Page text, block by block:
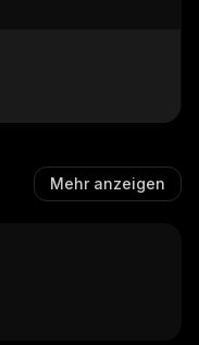
Mehr anzeigen